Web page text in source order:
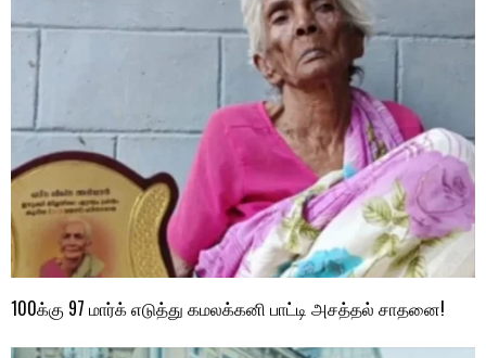
100க்கு 97 மார்க் எடுத்து கமலக்கனி பாட்டி அசத்தல் சாதனை!